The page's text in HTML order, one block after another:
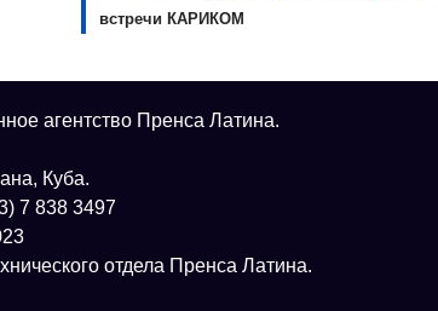
встречи КАРИКОМ
агентство Пренса Латина.
Куба.
7 838 3497
отдела Пренса Латина.